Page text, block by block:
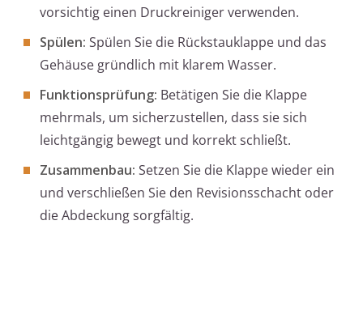
vorsichtig einen Druckreiniger verwenden.
Spülen: Spülen Sie die Rückstauklappe und das
Gehäuse gründlich mit klarem Wasser.
Funktionsprüfung: Betätigen Sie die Klappe
mehrmals, um sicherzustellen, dass sie sich
leichtgängig bewegt und korrekt schließt.
Zusammenbau: Setzen Sie die Klappe wieder ein
und verschließen Sie den Revisionsschacht oder
die Abdeckung sorgfältig.